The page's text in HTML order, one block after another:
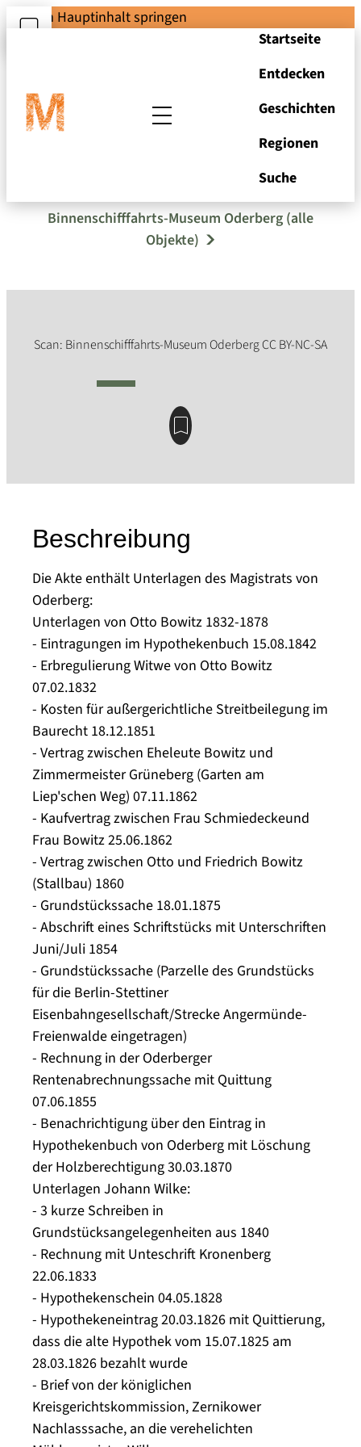
Zum Hauptinhalt springen
Startseite
Entdecken
Geschichten
Regionen
Suche
Binnenschifffahrts-Museum Oderberg (alle
Objekte)
Beschreibung
Die Akte enthält Unterlagen des Magistrats von
Oderberg:
Unterlagen von Otto Bowitz 1832-1878
- Eintragungen im Hypothekenbuch 15.08.1842
- Erbregulierung Witwe von Otto Bowitz
07.02.1832
- Kosten für außergerichtliche Streitbeilegung im
Baurecht 18.12.1851
- Vertrag zwischen Eheleute Bowitz und
Zimmermeister Grüneberg (Garten am
Liep'schen Weg) 07.11.1862
- Kaufvertrag zwischen Frau Schmiedeckeund
Frau Bowitz 25.06.1862
- Vertrag zwischen Otto und Friedrich Bowitz
(Stallbau) 1860
- Grundstückssache 18.01.1875
- Abschrift eines Schriftstücks mit Unterschriften
Juni/Juli 1854
- Grundstückssache (Parzelle des Grundstücks
für die Berlin-Stettiner
Eisenbahngesellschaft/Strecke Angermünde-
Freienwalde eingetragen)
- Rechnung in der Oderberger
Rentenabrechnungssache mit Quittung
07.06.1855
- Benachrichtigung über den Eintrag in
Hypothekenbuch von Oderberg mit Löschung
der Holzberechtigung 30.03.1870
Unterlagen Johann Wilke:
- 3 kurze Schreiben in
Grundstücksangelegenheiten aus 1840
- Rechnung mit Unteschrift Kronenberg
22.06.1833
- Hypothekenschein 04.05.1828
- Hypothekeneintrag 20.03.1826 mit Quittierung,
dass die alte Hypothek vom 15.07.1825 am
28.03.1826 bezahlt wurde
- Brief von der königlichen
Kreisgerichtskommission, Zernikower
Nachlasssache, an die verehelichten